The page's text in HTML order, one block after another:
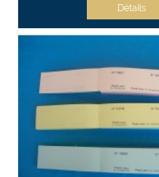
Détails